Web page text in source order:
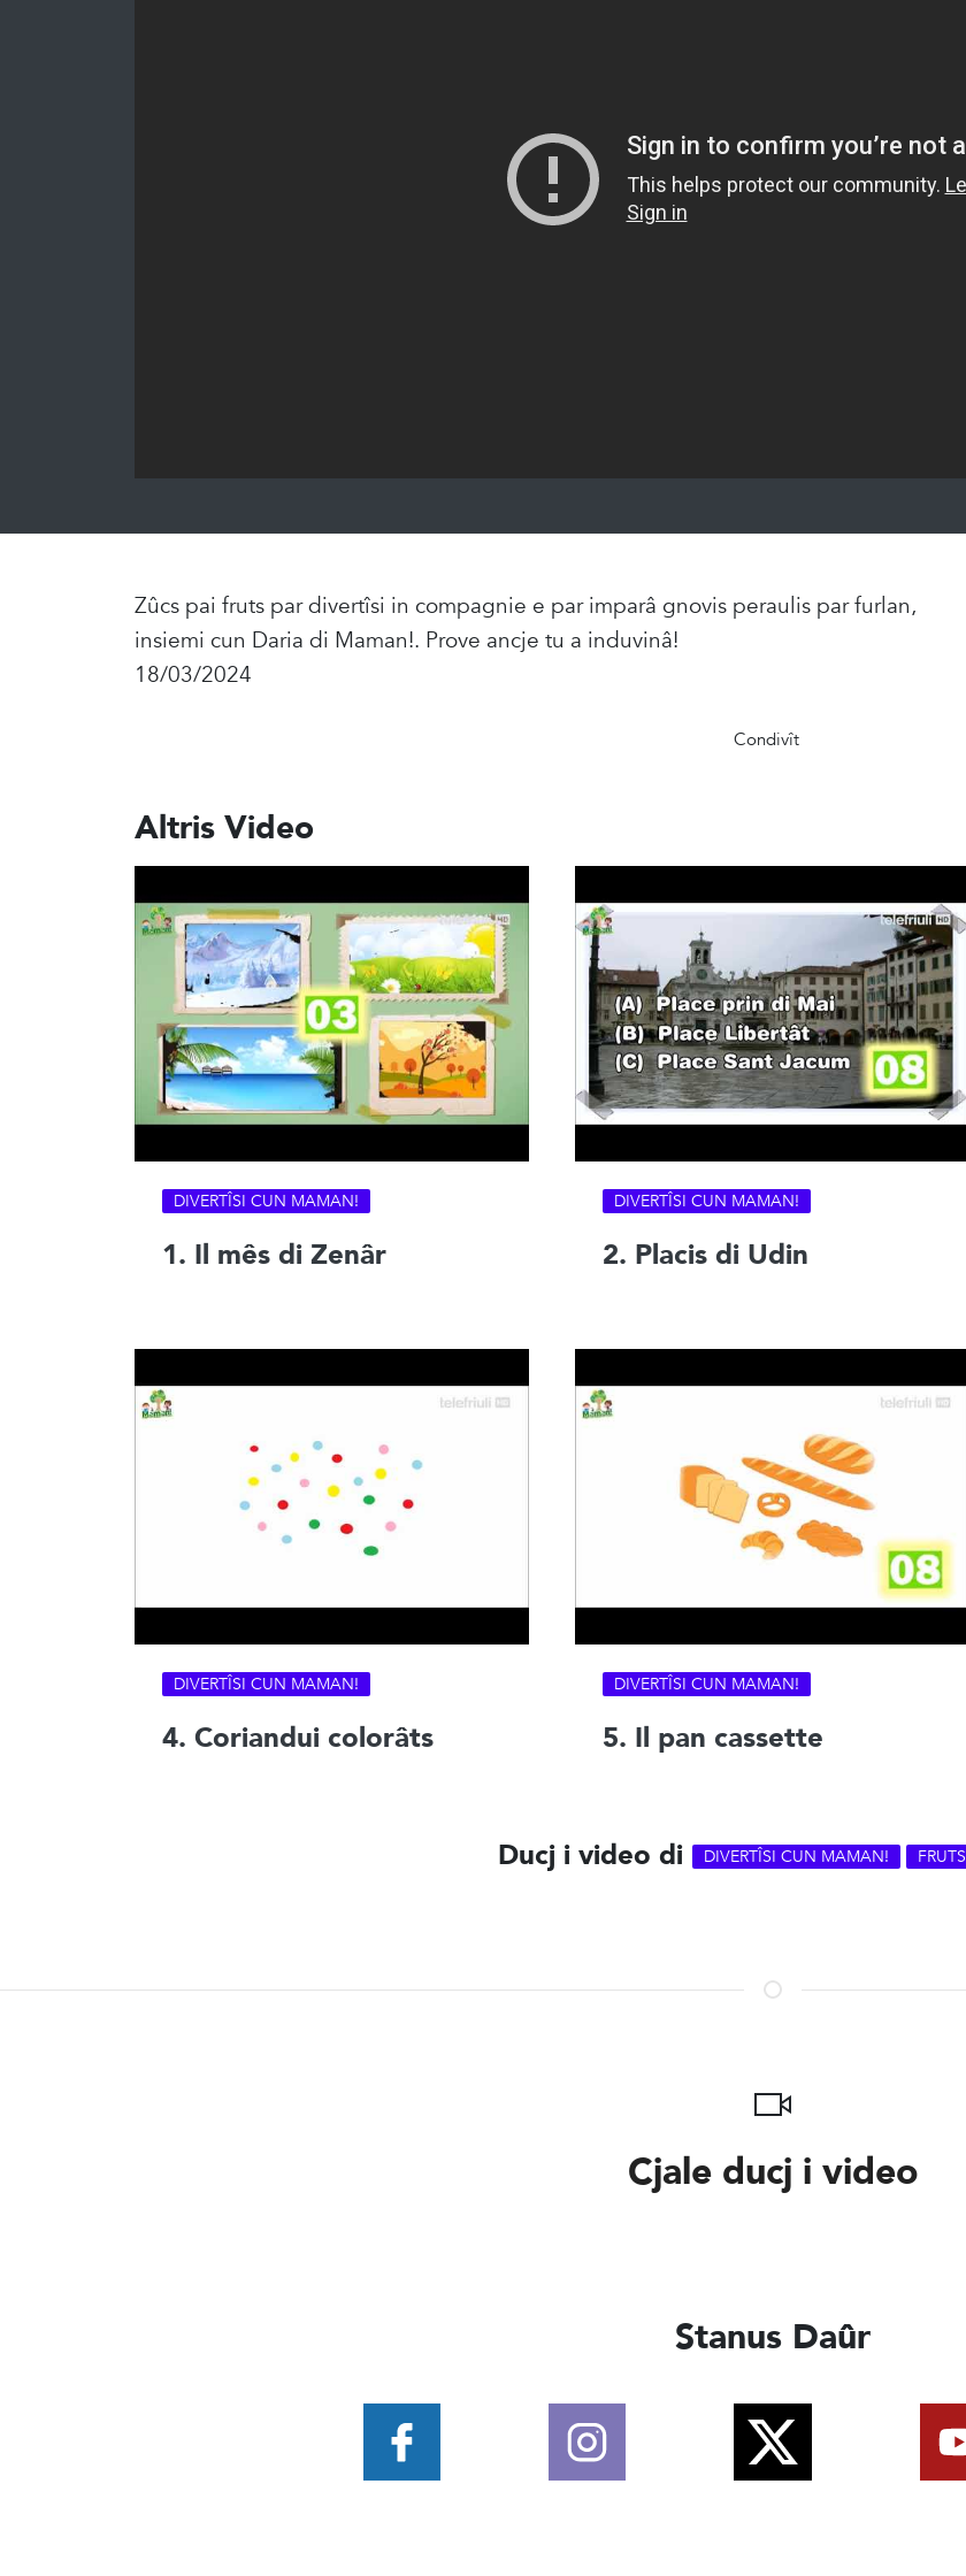
Zûcs pai fruts par divertîsi in compagnie e par imparâ gnovis peraulis par furlan,
insiemi cun Daria di Maman!. Prove ancje tu a induvinâ!
18/03/2024
Condivît
Altris Video
DIVERTÎSI CUN MAMAN!
1. Il mês di Zenâr
DIVERTÎSI CUN MAMAN!
2. Placis di Udin
DIVERTÎSI CUN MAMAN!
4. Coriandui colorâts
DIVERTÎSI CUN MAMAN!
5. Il pan cassette
Ducj i video di DIVERTÎSI CUN MAMAN! FRUTS
Cjale ducj i video
Stanus Daûr